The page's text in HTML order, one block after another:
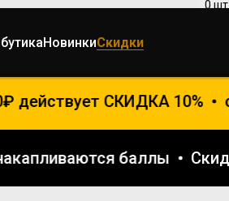
НовинкиСкидки
действует СКИДКА 10%
накапливаются баллы